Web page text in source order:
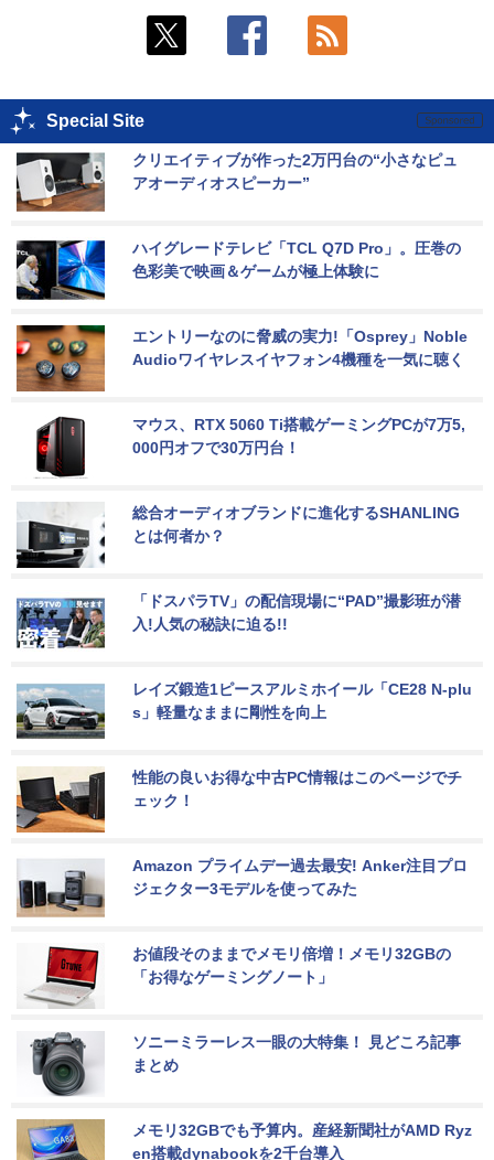
Special Site
クリエイティブが作った2万円台の“小さなピュ
アオーディオスピーカー”
ハイグレードテレビ「TCL Q7D Pro」。圧巻の
色彩美で映画＆ゲームが極上体験に
エントリーなのに脅威の実力!「Osprey」Noble
Audioワイヤレスイヤフォン4機種を一気に聴く
マウス、RTX 5060 Ti搭載ゲーミングPCが7万5,
000円オフで30万円台！
総合オーディオブランドに進化するSHANLING
とは何者か？
「ドスパラTV」の配信現場に“PAD”撮影班が潜
入!人気の秘訣に迫る!!
レイズ鍛造1ピースアルミホイール「CE28 N-plu
s」軽量なままに剛性を向上
性能の良いお得な中古PC情報はこのページでチ
ェック！
Amazon プライムデー過去最安! Anker注目プロ
ジェクター3モデルを使ってみた
お値段そのままでメモリ倍増！メモリ32GBの
「お得なゲーミングノート」
ソニーミラーレス一眼の大特集！ 見どころ記事
まとめ
メモリ32GBでも予算内。産経新聞社がAMD Ryz
en搭載dynabookを2千台導入